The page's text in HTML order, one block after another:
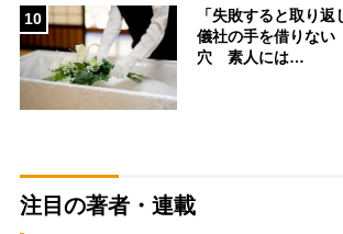
10
「失敗すると取り
儀社の手を借りない
穴 素人には…
注目の著者・連載